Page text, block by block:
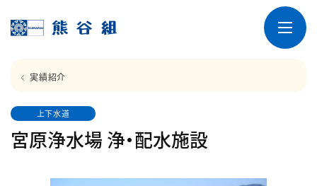
実績紹介
上下水道
宮原浄水場 浄・配水施設